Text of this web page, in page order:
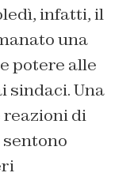
infatti, il
una
potere alle
sindaci. Una
reazioni di